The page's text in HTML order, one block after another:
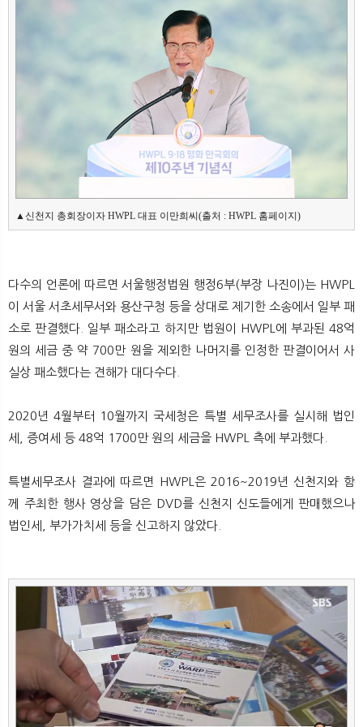
▲신천지 총회장이자 HWPL 대표 이만희씨(출처 : HWPL 홈페이지)
다수의 언론에 따르면 서울행정법원 행정6부(부장 나진이)는 HWPL
이 서울 서초세무서와 용산구청 등을 상대로 제기한 소송에서 일부 패
소로 판결했다. 일부 패소라고 하지만 법원이 HWPL에 부과된 48억
원의 세금 중 약 700만 원을 제외한 나머지를 인정한 판결이어서 사
실상 패소했다는 견해가 대다수다.
2020년 4월부터 10월까지 국세청은 특별 세무조사를 실시해 법인
세, 증여세 등 48억 1700만 원의 세금을 HWPL 측에 부과했다.
특별세무조사 결과에 따르면 HWPL은 2016~2019년 신천지와 함
께 주최한 행사 영상을 담은 DVD를 신천지 신도들에게 판매했으나
법인세, 부가가치세 등을 신고하지 않았다.